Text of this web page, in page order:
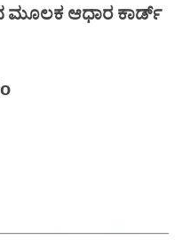
ಮೂಲಕ ಆಧಾರ ಕಾರ್ಡ್